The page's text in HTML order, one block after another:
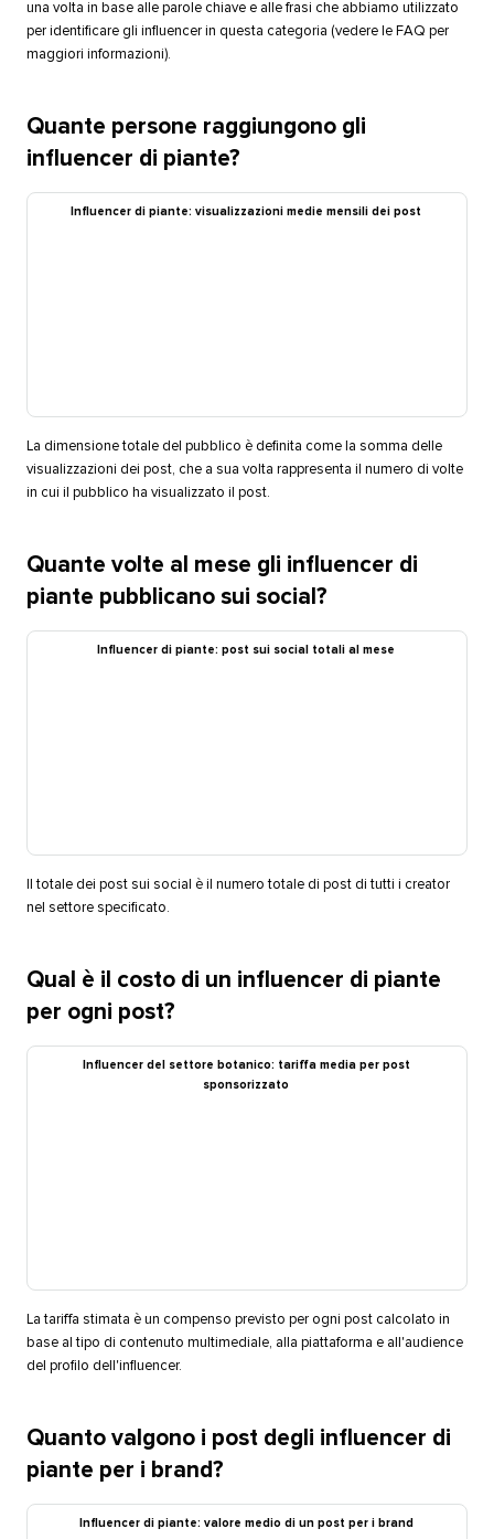
una volta in base alle parole chiave e alle frasi che abbiamo utilizzato
per identificare gli influencer in questa categoria (vedere le FAQ per
maggiori informazioni).​​
Quante persone raggiungono gli
influencer di piante?​​
Influencer di piante: visualizzazioni medie mensili dei post​​
La dimensione totale del pubblico è definita come la somma delle
visualizzazioni dei post, che a sua volta rappresenta il numero di volte
in cui il pubblico ha visualizzato il post.​​
Quante volte al mese gli influencer di
piante pubblicano sui social?​​
Influencer di piante: post sui social totali al mese​​
Il totale dei post sui social è il numero totale di post di tutti i creator
nel settore specificato.​​
Qual è il costo di un influencer di piante
per ogni post?​​
Influencer del settore botanico: tariffa media per post
sponsorizzato​​
La tariffa stimata è un compenso previsto per ogni post calcolato in
base al tipo di contenuto multimediale, alla piattaforma e all'audience
del profilo dell'influencer.​​
Quanto valgono i post degli influencer di
piante per i brand?​​
Influencer di piante: valore medio di un post per i brand​​